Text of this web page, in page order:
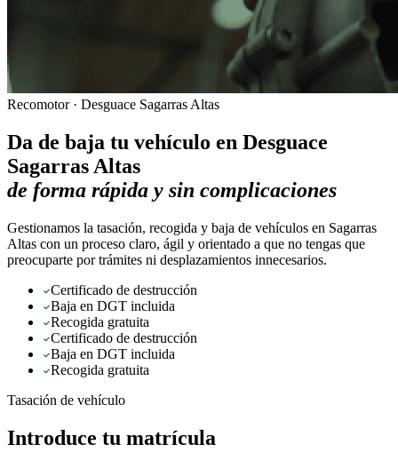
Recomotor · Desguace Sagarras Altas
Da de baja tu vehículo en Desguace
Sagarras Altas
de forma rápida y sin complicaciones
Gestionamos la tasación, recogida y baja de vehículos en Sagarras
Altas con un proceso claro, ágil y orientado a que no tengas que
preocuparte por trámites ni desplazamientos innecesarios.
Certificado de destrucción
Baja en DGT incluida
Recogida gratuita
Certificado de destrucción
Baja en DGT incluida
Recogida gratuita
Tasación de vehículo
Introduce tu matrícula